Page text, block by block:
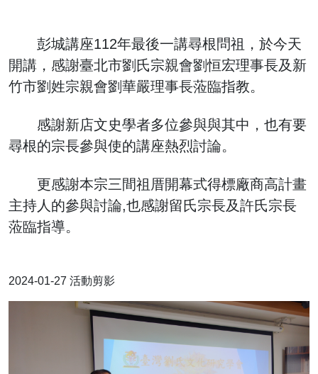
彭城講座112年最後一講尋根問祖，於今天
開講，感謝臺北市劉氏宗親會劉恒宏理事長及新
竹市劉姓宗親會劉華嚴理事長蒞臨指教。
感謝新店文史學者多位參與與其中，也有要
尋根的宗長參與使的講座熱烈討論。
更感謝本宗三間祖厝開幕式得標廠商高計畫
主持人的參與討論,也感謝留氏宗長及許氏宗長
蒞臨指導。
2024-01-27 活動剪影